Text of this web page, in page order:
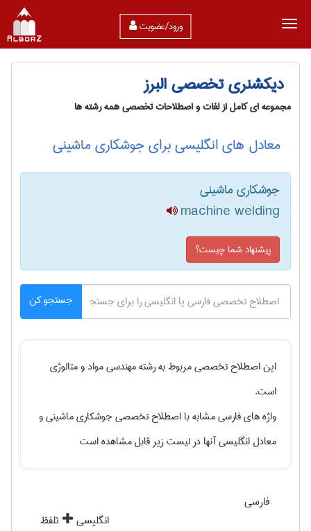
ورود/عضویت
دیکشنری تخصصی البرز
مجموعه ای کامل از لغات و اصطلاحات تخصصی همه رشته ها
معادل های انگلیسی برای جوشکاری ماشینی
جوشکاری ماشینی
machine welding
پیشنهاد شما چیست؟
جستجو کن
این اصطلاح تخصصی مربوط به رشتهمهندسی مواد و متالوژی
است.
واژه های فارسی مشابه با اصطلاح تخصصیجوشکاری ماشینیو
معادل انگلیسی آنها در لیست زیر قابل مشاهده است
فارسی
انگلیسی
تلفظ